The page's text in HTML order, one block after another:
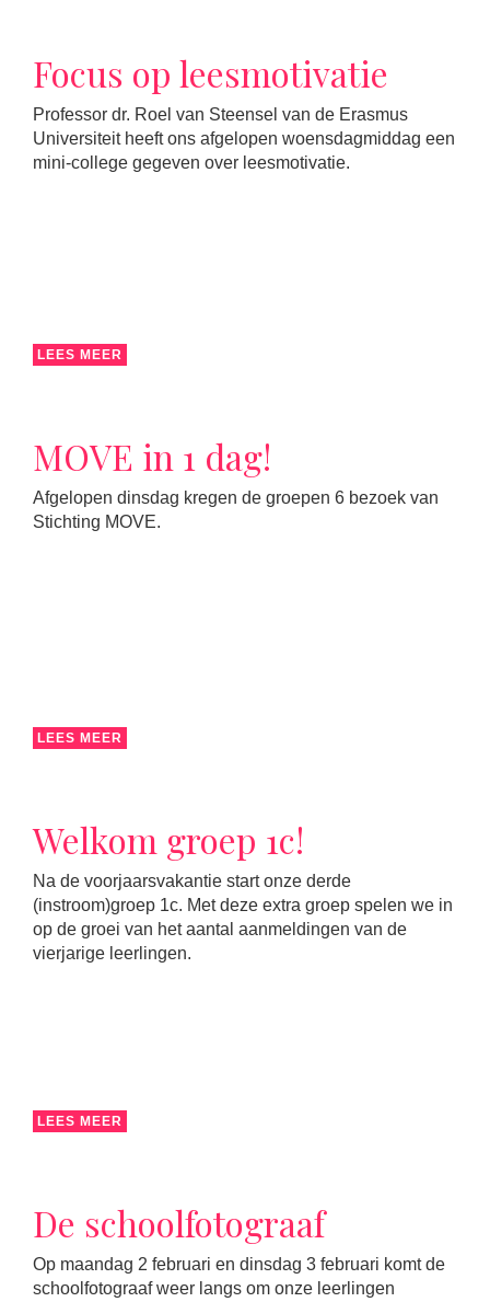
Focus op leesmotivatie
Professor dr. Roel van Steensel van de Erasmus
Universiteit heeft ons afgelopen woensdagmiddag een
mini-college gegeven over leesmotivatie.
LEES MEER
MOVE in 1 dag!
Afgelopen dinsdag kregen de groepen 6 bezoek van
Stichting MOVE.
LEES MEER
Welkom groep 1c!
Na de voorjaarsvakantie start onze derde
(instroom)groep 1c. Met deze extra groep spelen we in
op de groei van het aantal aanmeldingen van de
vierjarige leerlingen.
LEES MEER
De schoolfotograaf
Op maandag 2 februari en dinsdag 3 februari komt de
schoolfotograaf weer langs om onze leerlingen